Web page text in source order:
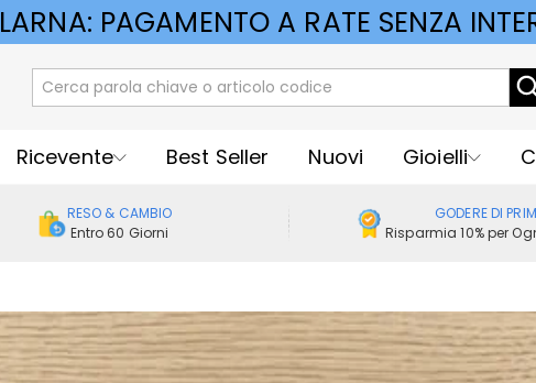
KLARNA: PAGAMENTO A RATE SENZA
Ricevente Best Seller Nuovi Gioielli
RESO & CAMBIO
Entro 60 Giorni
GODERE DI
Risparmia 10% per